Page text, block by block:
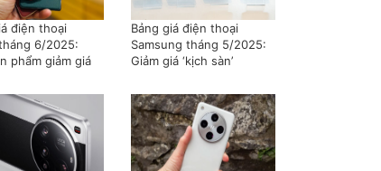
điện thoại
6/2025:
phẩm giảm giá
Bảng giá điện thoại
Samsung tháng 5/2025:
Giảm giá ‘kịch sàn’